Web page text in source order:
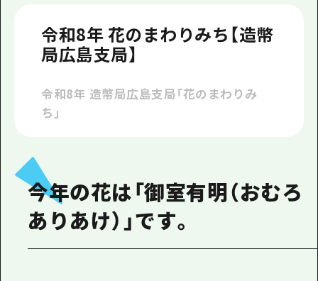
広島県の魅力を動画でご紹介！
メディア掲載情報
令和8年 花のまわりみち【造幣
局広島支局】
令和8年 造幣局広島支局「花のまわりみ
ち」
今年の花は「御室有明（おむろ
ありあけ）」です。